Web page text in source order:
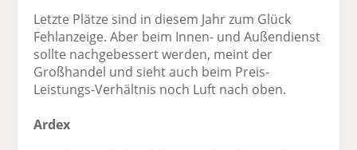
Letzte Plätze sind in diesem Jahr zum Glück
Fehlanzeige. Aber beim Innen- und Außendienst
sollte nachgebessert werden, meint der
Großhandel und sieht auch beim Preis-
Leistungs-Verhältnis noch Luft nach oben.
Ardex